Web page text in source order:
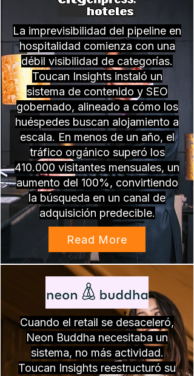
La imprevisibilidad del pipeline en
hospitalidad comienza con una
débil visibilidad de categorías.
Toucan Insights instaló un
sistema de contenido y SEO
gobernado, alineado a cómo los
huéspedes buscan alojamiento a
escala. En menos de un año, el
tráfico orgánico superó los
410.000 visitantes mensuales, un
aumento del 100%, convirtiendo
la búsqueda en un canal de
adquisición predecible.
Read More
Cuando el retail se desaceleró,
Neon Buddha necesitaba un
sistema, no más actividad.
Toucan Insights reestructuró su